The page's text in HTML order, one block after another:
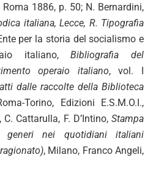
Roma 1886, p. 50; N. Bernardini,
italiana, Lecce, R. Tipografia
per la storia del socialismo e
italiano,Bibliografia del
operaio italiano, vol. I
dalle raccolte della Biblioteca
Torino, Edizioni E.S.M.O.I.,
Cattarulla, F. D’Intino, Stampa
nei quotidiani italiani
, Milano, Franco Angeli,